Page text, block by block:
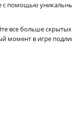
помощью
все больше
момент в игре